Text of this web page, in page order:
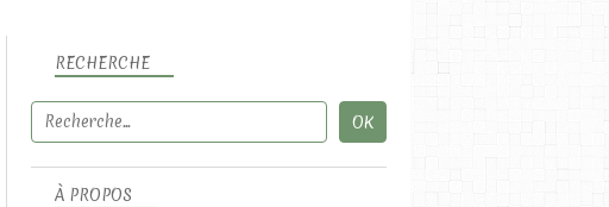
RECHERCHE
À PROPOS